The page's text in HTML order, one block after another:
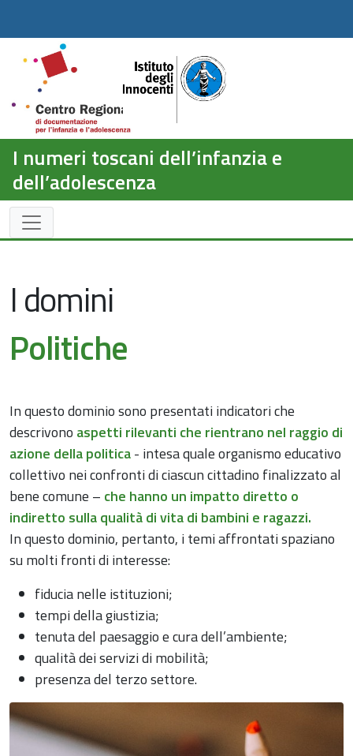
I numeri toscani dell’infanzia e
dell’adolescenza
I domini
Politiche
In questo dominio sono presentati indicatori che
descrivono aspetti rilevanti che rientrano nel raggio di
azione della politica- intesa quale organismo educativo
collettivo nei confronti di ciascun cittadino finalizzato al
bene comune – che hanno un impatto diretto o
indiretto sulla qualità di vita di bambini e ragazzi.
In questo dominio, pertanto, i temi affrontati spaziano
su molti fronti di interesse:
fiducia nelle istituzioni;
tempi della giustizia;
tenuta del paesaggio e cura dell’ambiente;
qualità dei servizi di mobilità;
presenza del terzo settore.